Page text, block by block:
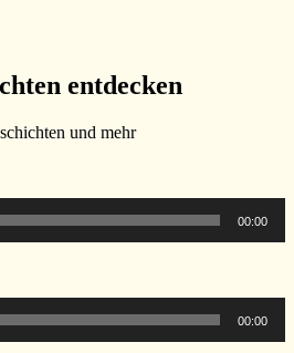
entdecken
und mehr
00:00
00:00